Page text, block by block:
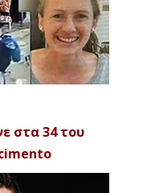
στα 34 του